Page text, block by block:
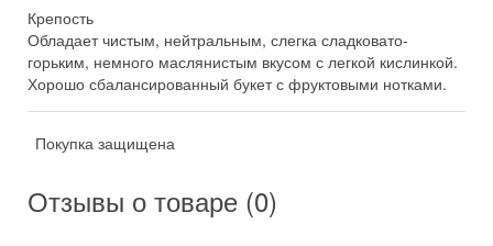
Крепость
Обладает чистым, нейтральным, слегка сладковато-
горьким, немного маслянистым вкусом с легкой кислинкой.
Хорошо сбалансированный букет с фруктовыми нотками.
Покупка защищена
Отзывы о товаре (0)